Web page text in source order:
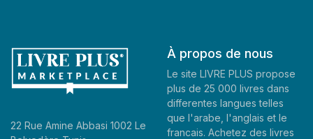
22 Rue Amine Abbasi 1002 Le
À propos de nous
Le site LIVRE PLUS propose
plus de 25 000 livres dans
differentes langues telles
que l'arabe, l'anglais et le
francais. Achetez des livres